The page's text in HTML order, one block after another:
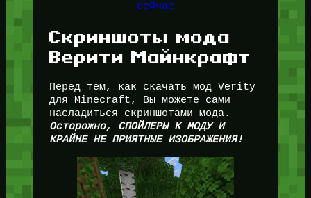
сейчас
Скриншоты мода
Верити Майнкрафт
Перед тем, как скачать мод Verity
для Minecraft, Вы можете сами
насладиться скриншотами мода.
Осторожно, СПОЙЛЕРЫ К МОДУ И
КРАЙНЕ НЕ ПРИЯТНЫЕ ИЗОБРАЖЕНИЯ!